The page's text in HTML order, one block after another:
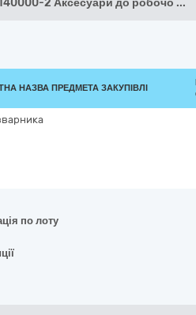
2 Аксесуари до робочо ...
НАЗВА ПРЕДМЕТА ЗАКУПІВЛІ
по лоту